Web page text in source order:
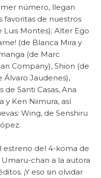
número, llegan
favoritas de nuestros
Montes); Alter Ego
(de Blanca Mira y
(de Marc
Company), Shion (de
Álvaro Jaudenes),
Santi Casas, Ana
y Ken Niimura, así
Wing, de Senshiru
estreno del 4-koma de
chan a la autora
¡Y eso sin olvidar